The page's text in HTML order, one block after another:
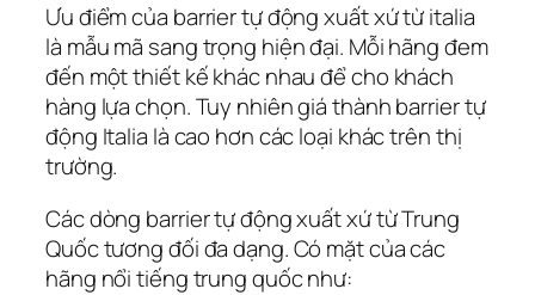
Ưu điểm của barrier tự động xuất xứ từ italia
là mẫu mã sang trọng hiện đại. Mỗi hãng đem
đến một thiết kế khác nhau để cho khách
hàng lựa chọn. Tuy nhiên giá thành barrier tự
động Italia là cao hơn các loại khác trên thị
trường.
Các dòng barrier tự động xuất xứ từ Trung
Quốc tương đối đa dạng. Có mặt của các
hãng nổi tiếng trung quốc như: